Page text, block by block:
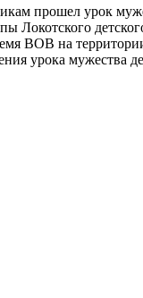
прошел урок
детского
ВОВ на
урока